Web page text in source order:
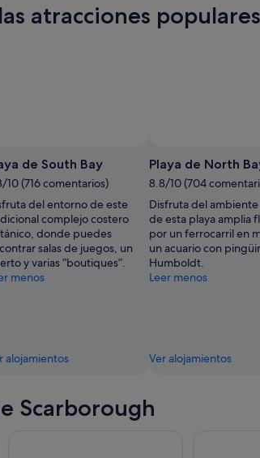
atracciones
de South Bay
10 (716 comentarios)
del entorno de este
complejo costero
donde puedes
salas de juegos, un
y varias “boutiques”.
menos
alojamientos
Playa de North
8.8/10 (704
Disfruta del
de esta playa amplia
por un ferrocarril en
un acuario con
Humboldt.
Leer menos
Ver alojamientos
Scarborough